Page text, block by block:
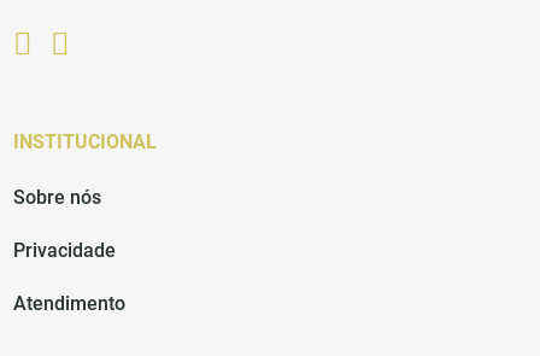
INSTITUCIONAL
Sobre nós
Privacidade
Atendimento